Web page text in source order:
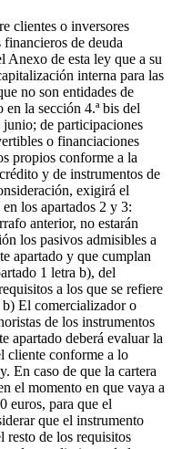
clientes o inversores
de deuda
Anexo de esta ley que a su
interna para las
no son entidades de
la sección 4.ª bis del
de participaciones
o financiaciones
propios conforme a la
y de instrumentos de
exigirá el
los apartados 2 y 3:
anterior, no estarán
los pasivos admisibles a
apartado y que cumplan
1 letra b), del
a los que se refiere
b) El comercializador o
de los instrumentos
apartado deberá evaluar la
cliente conforme a lo
En caso de que la cartera
el momento en que vaya a
euros, para que el
que el instrumento
resto de los requisitos